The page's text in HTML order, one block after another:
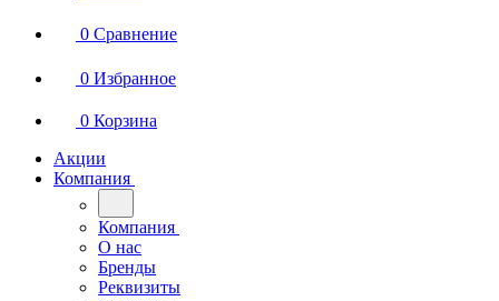
0 Сравнение
0 Избранное
0 Корзина
Акции
Компания
Компания
О нас
Бренды
Реквизиты